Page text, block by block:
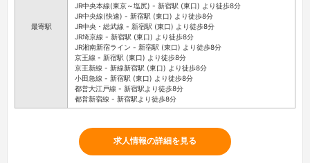
最寄駅
JR中央本線(東京～塩尻) - 新宿駅 (東口) より徒歩8分
JR中央線(快速) - 新宿駅 (東口) より徒歩8分
JR中央・総武線 - 新宿駅 (東口) より徒歩8分
JR埼京線 - 新宿駅 (東口) より徒歩8分
JR湘南新宿ライン - 新宿駅 (東口) より徒歩8分
京王線 - 新宿駅 (東口) より徒歩8分
京王新線 - 新線新宿駅 (東口) より徒歩8分
小田急線 - 新宿駅 (東口) より徒歩8分
都営大江戸線 - 新宿駅より徒歩8分
都営新宿線 - 新宿駅より徒歩8分
求人情報の詳細を見る